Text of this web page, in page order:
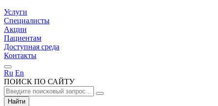
Услуги
Специалисты
Акции
Пациентам
Доступная среда
Контакты
Ru En
ПОИСК ПО САЙТУ
Найти